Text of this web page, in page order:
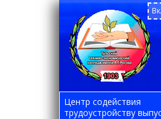
Центр содействия
трудоустройству